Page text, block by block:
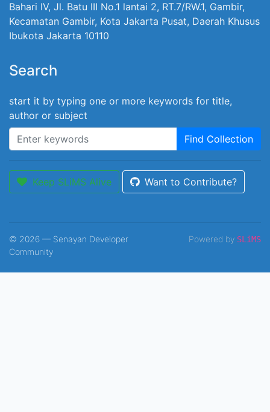
Bahari IV, Jl. Batu III No.1 lantai 2, RT.7/RW.1, Gambir,
Kecamatan Gambir, Kota Jakarta Pusat, Daerah Khusus
Ibukota Jakarta 10110
Search
start it by typing one or more keywords for title,
author or subject
Find Collection
Keep SLiMS Alive Want to Contribute?
© 2026 — Senayan Developer
Community
Powered by SLiMS